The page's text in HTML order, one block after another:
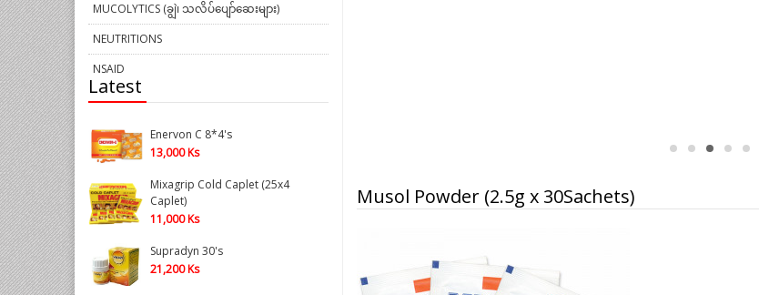
MUCOLYTICS (ချွဲ၊ သလိပ်ပျော်ဆေးများ)
NEUTRITIONS
NSAID
ORAL CONTRACEPTIVE PILLS (ပဋိသန္ဓေတား
ORAL REHYDRATION SALTS (ORS) (ဓါတ်ဆား
များ)
OTHERS
အရေပြားလိမ်းဆေးများ
VITAMIN & MINERALS (ဗီတာမင်အားဆေးများ)
VITAMIN B1, B6, B12 အားဆေးများ
Latest
Enervon C 8*4's
13,000 Ks
Mixagrip Cold Caplet (25x4
Caplet)
11,000 Ks
Supradyn 30's
21,200 Ks
Musol Powder (2.5g x 30Sachets)